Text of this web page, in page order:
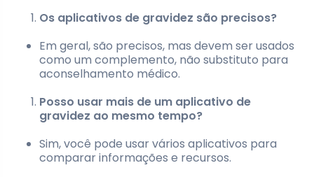
Os aplicativos de gravidez são precisos?
Em geral, são precisos, mas devem ser usados
como um complemento, não substituto para
aconselhamento médico.
Posso usar mais de um aplicativo de
gravidez ao mesmo tempo?
Sim, você pode usar vários aplicativos para
comparar informações e recursos.